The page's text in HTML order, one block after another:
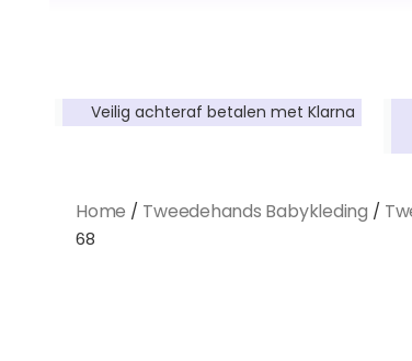
Veilig achteraf betalen met Klarna
Home / Tweedehands Babykleding /
68